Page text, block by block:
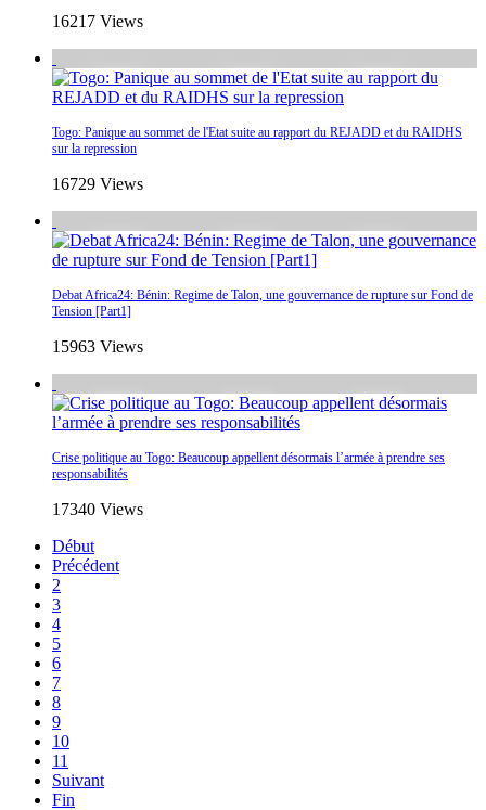
16217 Views
Togo: Panique au sommet de l'Etat suite au rapport du REJADD et du RAIDHS
sur la repression
16729 Views
Debat Africa24: Bénin: Regime de Talon, une gouvernance de rupture sur Fond de
Tension [Part1]
15963 Views
Crise politique au Togo: Beaucoup appellent désormais l’armée à prendre ses
responsabilités
17340 Views
Début
Précédent
2
3
4
5
6
7
8
9
10
11
Suivant
Fin